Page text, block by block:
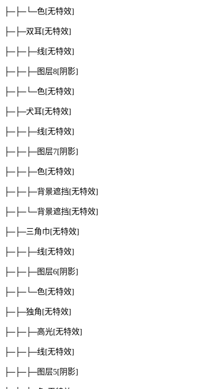
├─├─└─色[无特效]
├─├─双耳[无特效]
├─├─├─线[无特效]
├─├─├─图层8[阴影]
├─├─└─色[无特效]
├─├─犬耳[无特效]
├─├─├─线[无特效]
├─├─├─图层7[阴影]
├─├─├─色[无特效]
├─├─├─背景遮挡[无特效]
├─├─└─背景遮挡[无特效]
├─├─三角巾[无特效]
├─├─├─线[无特效]
├─├─├─图层6[阴影]
├─├─└─色[无特效]
├─├─独角[无特效]
├─├─├─高光[无特效]
├─├─├─线[无特效]
├─├─├─图层5[阴影]